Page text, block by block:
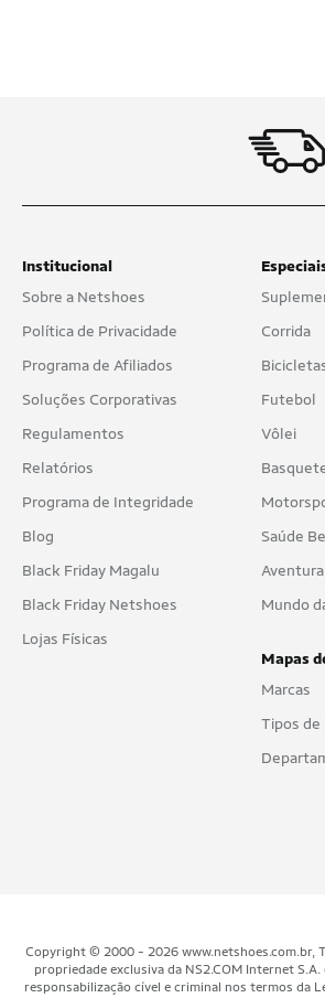
Institucional
Sobre a Netshoes
Política de Privacidade
Programa de Afiliados
Soluções Corporativas
Regulamentos
Relatórios
Programa de Integridade
Blog
Black Friday Magalu
Black Friday Netshoes
Lojas Físicas
Corrida
Futebol
Vôlei
Saúde
Aventura
Mundo
Mapas
Marcas
Tipos de
Copyright © 2000 - 2026 www.netshoes.com.br,
propriedade exclusiva da NS2.COM Internet
responsabilização cível e criminal nos termos da